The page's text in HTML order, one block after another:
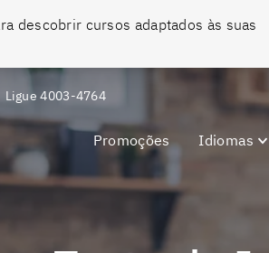
descobrir cursos adaptados às suas
Ligue 4003-4764
Promoções Idiomas